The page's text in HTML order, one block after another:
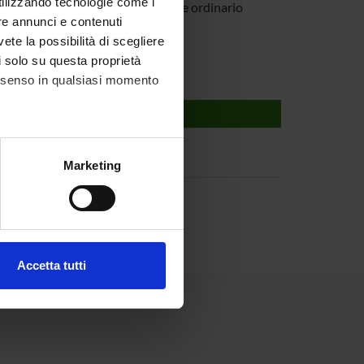
annunci e contenuti
la possibilità di scegliere
su questa proprietà
in qualsiasi momento
metro,
che hai fornito loro o
Marketing
Accetta tutti
Professore ordinario